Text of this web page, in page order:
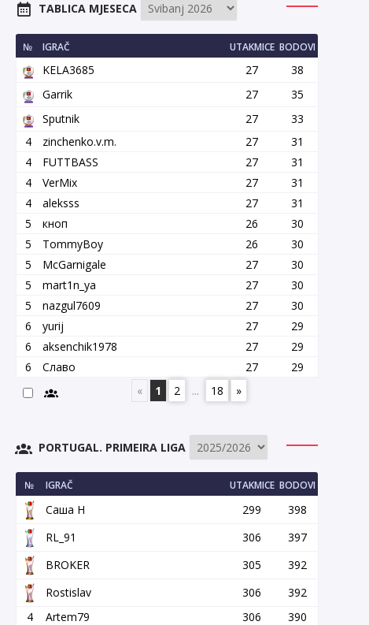
TABLICA MJESECA
№ IGRAČ UTAKMICE BODOVI
KELA3685 27
38
Garrik
27
35
Sputnik
27
33
4
zinchenko.v.m. 27
31
4
FUTTBASS 27
31
4
VerMix 27
31
4
aleksss 27
31
5
кноп 26
30
5
TommyBoy 26
30
5
McGarnigale 27
30
5
mart1n_ya 27
30
5
nazgul7609 27
30
6
yurij 27
29
6
aksenchik1978 27
29
6
Славо 27
29
«
1 2 ... 18 »
PORTUGAL. PRIMEIRA LIGA
№ IGRAČ UTAKMICE BODOVI
Саша Н 299
398
RL_91
306
397
BROKER
305
392
Rostislav
306
392
4
Artem79 306
390